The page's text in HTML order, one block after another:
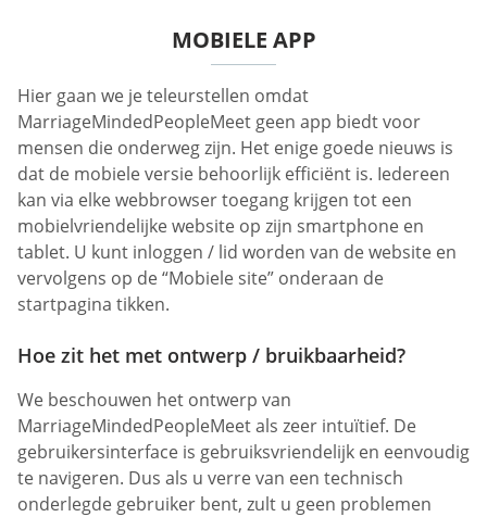
MOBIELE APP
Hier gaan we je teleurstellen omdat
MarriageMindedPeopleMeet geen app biedt voor
mensen die onderweg zijn. Het enige goede nieuws is
dat de mobiele versie behoorlijk efficiënt is. Iedereen
kan via elke webbrowser toegang krijgen tot een
mobielvriendelijke website op zijn smartphone en
tablet. U kunt inloggen / lid worden van de website en
vervolgens op de “Mobiele site” onderaan de
startpagina tikken.
Hoe zit het met ontwerp / bruikbaarheid?
We beschouwen het ontwerp van
MarriageMindedPeopleMeet als zeer intuïtief. De
gebruikersinterface is gebruiksvriendelijk en eenvoudig
te navigeren. Dus als u verre van een technisch
onderlegde gebruiker bent, zult u geen problemen